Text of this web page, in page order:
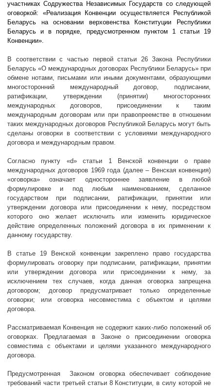
участниках Содружества Независимых Государств со следующей
оговоркой: «Реализация Конвенции осуществляется Республикой
Беларусь на основании верховенства Конституции Республики
Беларусь и в порядке, предусмотренном пунктом 1 статьи 19
Конвенции».
В соответствии с частью первой статьи 26 Закона Республики
Беларусь «О международных договорах Республики Беларусь» при
обмене нотами, письмами или иными документами, образующими
многосторонний международный договор, подписании,
ратификации, утверждении (принятии) многосторонних
международных договоров, присоединении к таким
международным договорам или при правопреемстве в отношении
таких международных договоров Республикой Беларусь могут быть
сделаны оговорки в соответствии с условиями международного
договора и международным правом.
Согласно пункту «d» статьи 1 Венской конвенции о праве
международных договоров 1969 года (далее – Венская конвенция)
«оговорка» означает одностороннее заявление в любой
формулировке и под любым наименованием, сделанное
государством при подписании, ратификации, принятии или
утверждении договора или присоединении к нему, посредством
которого оно желает исключить или изменить юридическое
действие определенных положений договора в их применении к
данному государству.
В статье 19 Венской конвенции закреплено право государства
формулировать оговорку при подписании, ратификации, принятии
или утверждении договора или присоединении к нему, за
исключением тех случаев, когда данная оговорка запрещена
договором; договор предусматривает только определенные
оговорки; или оговорка несовместима с объектом и целями
договора.
Рассматриваемая Конвенция не содержит каких-либо положений об
оговорках. Предлагаемая в Законе о присоединении оговорка
совместима с объектами и целями указанного международного
договора.
Предусмотренная
Законом оговорка обеспечивает соблюдение
требований части третьей статьи 8 Конституции, в силу которой не